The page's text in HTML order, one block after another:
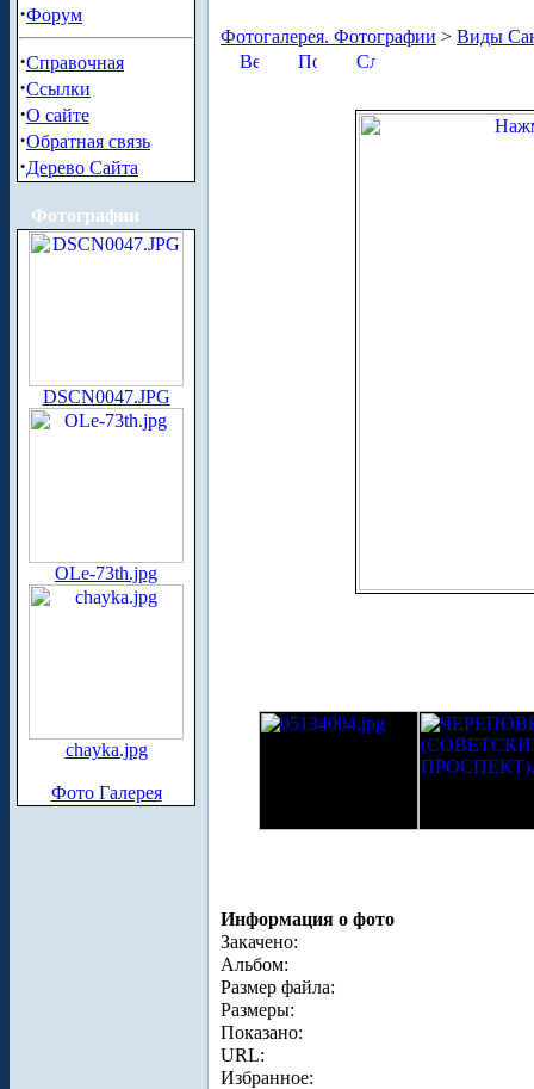
·Форум
·Справочная
·Ссылки
·О сайте
·Обратная связь
·Дерево Сайта
Фотографии
DSCN0047.JPG
OLe-73th.jpg
chayka.jpg
Фото Галерея
Фотогалерея. Фотографии > Виды
Информация о фото
Закачено:
Альбом:
Размер файла:
Размеры:
Показано:
URL:
Избранное: